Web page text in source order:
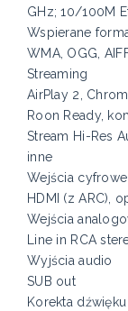
GHz; 10/100M
Wspierane
WMA, OGG,
Streaming
AirPlay 2,
Roon Ready,
Stream Hi-Res
inne
Wejścia cyfrowe
HDMI (z ARC),
Wejścia
Line in RCA
Wyjścia audio
SUB out
Korekta dźwięku